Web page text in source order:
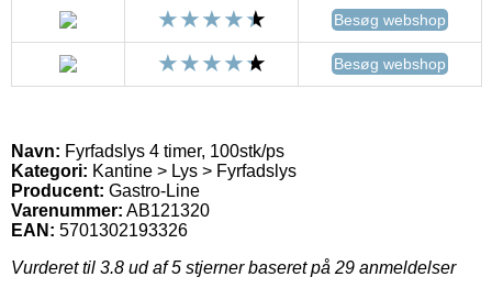
Besøg webshop
Besøg webshop
Navn: Fyrfadslys 4 timer, 100stk/ps
Kategori: Kantine > Lys > Fyrfadslys
Producent: Gastro-Line
Varenummer: AB121320
EAN: 5701302193326
Vurderet til 3.8 ud af 5 stjerner baseret på 29 anmeldelser